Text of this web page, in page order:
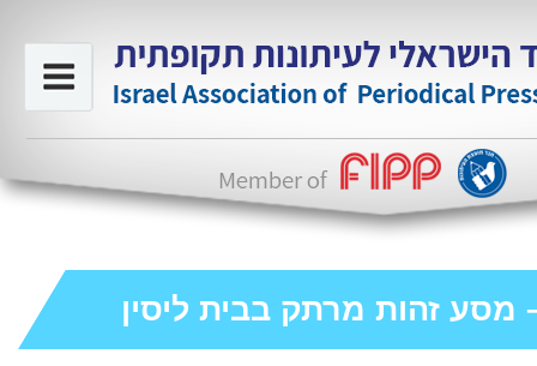
מסע זהות מרתק בבית ליסין